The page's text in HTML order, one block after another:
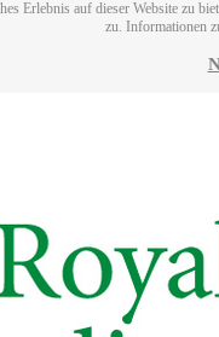
Erlebnis auf dieser Website zu
zu. Informationen